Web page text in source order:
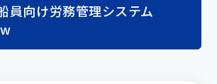
員向け労務管理システム